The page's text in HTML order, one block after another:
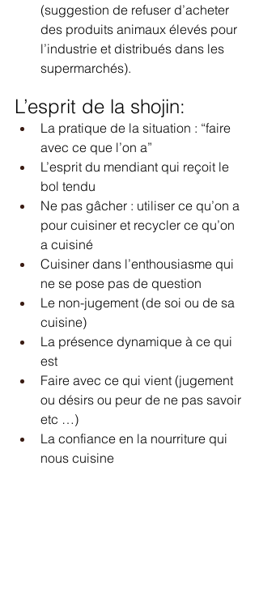
(suggestion de refuser d’acheter
des produits animaux élevés pour
l’industrie et distribués dans les
supermarchés).
L’esprit de la shojin:
La pratique de la situation : “faire
avec ce que l’on a”
L’esprit du mendiant qui reçoit le
bol tendu
Ne pas gâcher : utiliser ce qu’on a
pour cuisiner et recycler ce qu’on
a cuisiné
Cuisiner dans l’enthousiasme qui
ne se pose pas de question
Le non-jugement (de soi ou de sa
cuisine)
La présence dynamique à ce qui
est
Faire avec ce qui vient (jugement
ou désirs ou peur de ne pas savoir
etc …)
La confiance en la nourriture qui
nous cuisine